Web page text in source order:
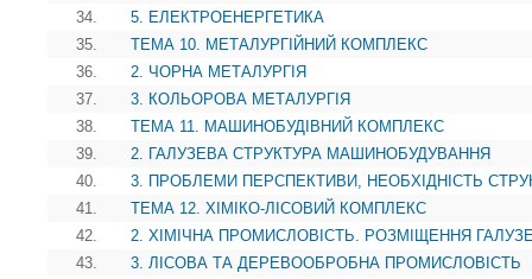
34.
5. ЕЛЕКТРОЕНЕРГЕТИКА
35.
ТЕМА 10. МЕТАЛУРГІЙНИЙ КОМПЛЕКС
36.
2. ЧОРНА МЕТАЛУРГІЯ
37.
3. КОЛЬОРОВА МЕТАЛУРГІЯ
38.
ТЕМА 11. МАШИНОБУДІВНИЙ КОМПЛЕКС
39.
2. ГАЛУЗЕВА СТРУКТУРА МАШИНОБУДУВАННЯ
40.
3. ПРОБЛЕМИ ПЕРСПЕКТИВИ, НЕОБХІДНІСТЬ
41.
ТЕМА 12. ХІМІКО-ЛІСОВИЙ КОМПЛЕКС
42.
2. ХІМІЧНА ПРОМИСЛОВІСТЬ. РОЗМІЩЕННЯ
43.
3. ЛІСОВА ТА ДЕРЕВООБРОБНА ПРОМИСЛОВІСТЬ